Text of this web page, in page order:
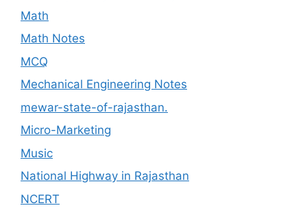
Math
Math Notes
MCQ
Mechanical Engineering Notes
mewar-state-of-rajasthan.
Micro-Marketing
Music
National Highway in Rajasthan
NCERT